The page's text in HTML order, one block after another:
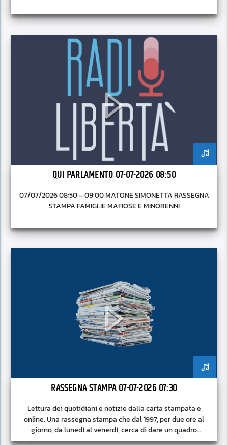
QUI PARLAMENTO 07-07-2026 08:50
07/07/2026 08:50 – 09:00 MATONE SIMONETTA RASSEGNA
STAMPA FAMIGLIE MAFIOSE E MINORENNI
RASSEGNA STAMPA 07-07-2026 07:30
Lettura dei quotidiani e notizie dalla carta stampata e
online. Una rassegna stampa che dal 1997, per due ore al
giorno, da lunedì al venerdì, cerca di dare un quadro
approfondito delle notizie del giorno, senza fermarsi alla